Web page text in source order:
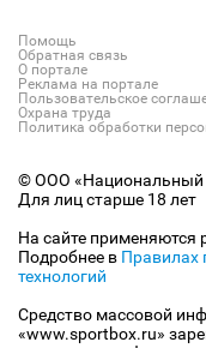
Помощь
Обратная связь
О портале
Реклама на портале
Пользовательское
Охрана труда
Политика обработки
© ООО «Национальный
Для лиц старше 18 лет
На сайте применяются
Подробнее в Правилах
технологий
Средство массовой
«www.sportbox.ru»